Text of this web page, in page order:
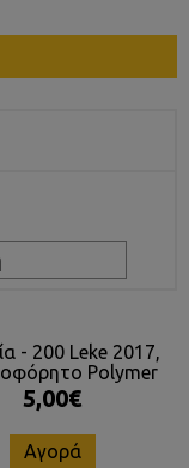
- 200 Leke 2017,
Polymer
5,00€
Αγορά